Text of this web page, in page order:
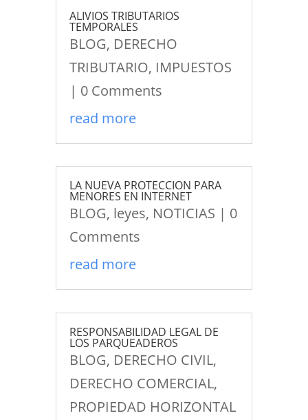
ALIVIOS TRIBUTARIOS
TEMPORALES
BLOG, DERECHO
TRIBUTARIO, IMPUESTOS
| 0 Comments
read more
LA NUEVA PROTECCION PARA
MENORES EN INTERNET
BLOG, leyes, NOTICIAS | 0
Comments
read more
RESPONSABILIDAD LEGAL DE
LOS PARQUEADEROS
BLOG, DERECHO CIVIL,
DERECHO COMERCIAL,
PROPIEDAD HORIZONTAL